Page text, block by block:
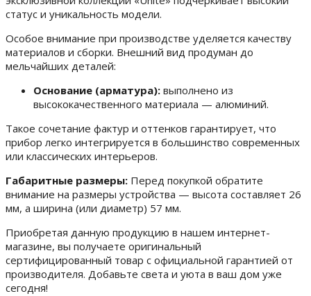
статус и уникальность модели.
Особое внимание при производстве уделяется качеству
материалов и сборки. Внешний вид продуман до
мельчайших деталей:
Основание (арматура): выполнено из
высококачественного материала — алюминий.
Такое сочетание фактур и оттенков гарантирует, что
прибор легко интегрируется в большинство современных
или классических интерьеров.
Габаритные размеры: Перед покупкой обратите
внимание на размеры устройства — высота составляет 26
мм, а ширина (или диаметр) 57 мм.
Приобретая данную продукцию в нашем интернет-
магазине, вы получаете оригинальный
сертифицированный товар с официальной гарантией от
производителя. Добавьте света и уюта в ваш дом уже
сегодня!